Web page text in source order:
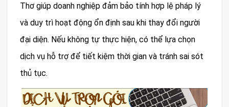
Thơ giúp doanh nghiệp đảm bảo tính hợp lệ pháp lý
và duy trì hoạt động ổn định sau khi thay đổi người
đại diện. Nếu không tự thực hiện, có thể lựa chọn
dịch vụ hỗ trợ để tiết kiệm thời gian và tránh sai sót
thủ tục.